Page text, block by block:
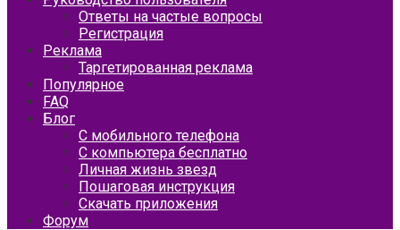
Ответы на частые вопросы
Регистрация
Реклама
Таргетированная реклама
Популярное
FAQ
Блог
С мобильного телефона
С компьютера бесплатно
Личная жизнь звезд
Пошаговая инструкция
Скачать приложения
Форум